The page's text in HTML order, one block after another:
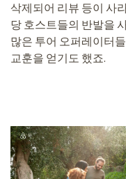
삭제되어 리뷰 등이 사
당 호스트들의 반발을
많은 투어 오퍼레이터
교훈을 얻기도 했죠.